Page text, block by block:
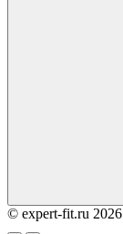
© expert-fit.ru 2026